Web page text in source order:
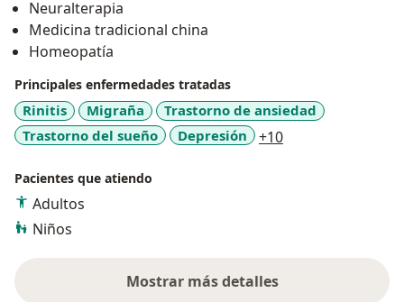
energético de meridianos de acupuntura, chakras y de
órganos del cuerpo a través del dispositivo médico
Healy.
Neuralterapia
Medicina tradicional china
Homeopatía
Principales enfermedades tratadas
Rinitis Migraña
Trastorno de ansiedad
Trastorno del sueño
Depresión +10
Pacientes que atiendo
Adultos
Niños
Mostrar más detalles
sobre la experiencia